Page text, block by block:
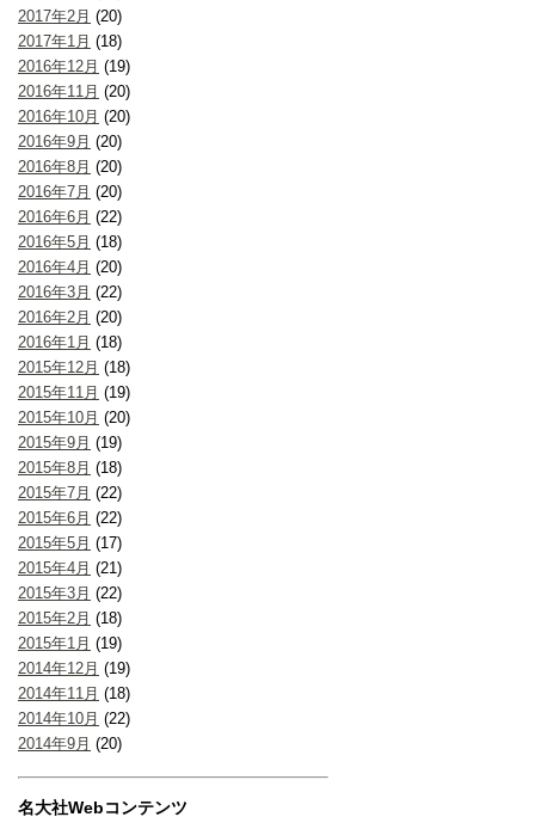
2017年2月 (20)
2017年1月 (18)
2016年12月 (19)
2016年11月 (20)
2016年10月 (20)
2016年9月 (20)
2016年8月 (20)
2016年7月 (20)
2016年6月 (22)
2016年5月 (18)
2016年4月 (20)
2016年3月 (22)
2016年2月 (20)
2016年1月 (18)
2015年12月 (18)
2015年11月 (19)
2015年10月 (20)
2015年9月 (19)
2015年8月 (18)
2015年7月 (22)
2015年6月 (22)
2015年5月 (17)
2015年4月 (21)
2015年3月 (22)
2015年2月 (18)
2015年1月 (19)
2014年12月 (19)
2014年11月 (18)
2014年10月 (22)
2014年9月 (20)
名大社Webコンテンツ